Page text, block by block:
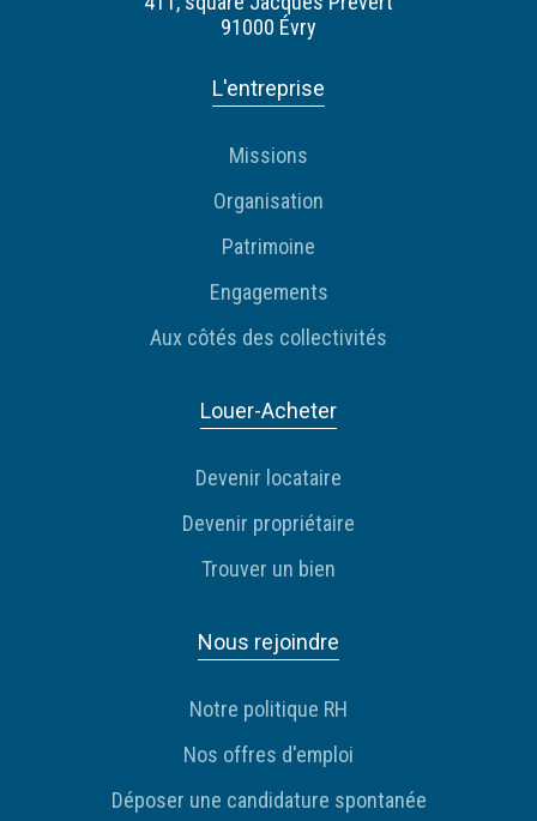
91000 Évry
L'entreprise
Missions
Organisation
Patrimoine
Engagements
Aux côtés des collectivités
Louer-Acheter
Devenir locataire
Devenir propriétaire
Trouver un bien
Nous rejoindre
Notre politique RH
Nos offres d'emploi
Déposer une candidature spontanée